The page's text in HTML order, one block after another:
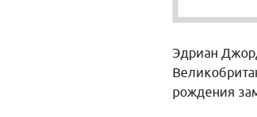
Эдриан
рождения